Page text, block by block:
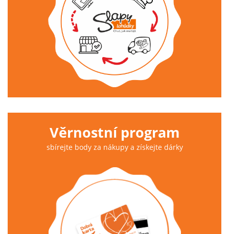
Věrnostní program
sbírejte body za nákupy a získejte dárky